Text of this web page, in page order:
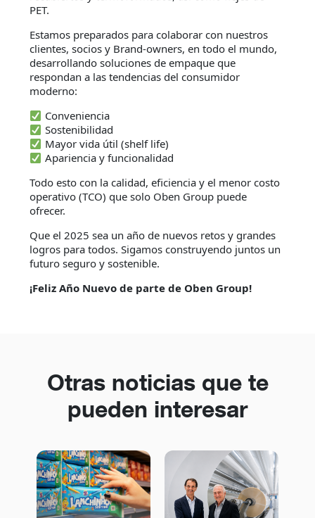
PET.
Estamos preparados para colaborar con nuestros
clientes, socios y Brand-owners, en todo el mundo,
desarrollando soluciones de empaque que
respondan a las tendencias del consumidor
moderno:
Conveniencia
Sostenibilidad
Mayor vida útil (shelf life)
Apariencia y funcionalidad
Todo esto con la calidad, eficiencia y el menor costo
operativo (TCO) que solo Oben Group puede
ofrecer.
Que el 2025 sea un año de nuevos retos y grandes
logros para todos. Sigamos construyendo juntos un
futuro seguro y sostenible.
¡Feliz Año Nuevo de parte de Oben Group!
Otras noticias que te
pueden interesar